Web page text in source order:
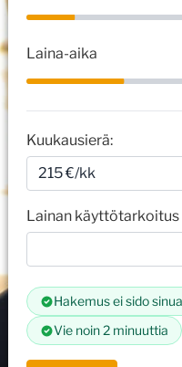
Laina-aika
Kuukausierä:
Lainan käyttötarkoitus
Hakemus ei sido
Vie noin 2 minuuttia